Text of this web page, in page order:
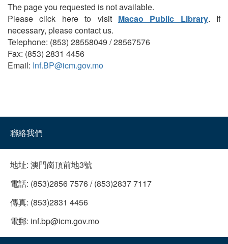
The page you requested is not available.
Please click here to visit Macao Public Library. If
necessary, please contact us.
Telephone: (853) 28558049 / 28567576
Fax: (853) 2831 4456
Email: Inf.BP@icm.gov.mo
聯絡我們
地址: 澳門崗頂前地3號
電話: (853)2856 7576 / (853)2837 7117
傳真: (853)2831 4456
電郵: inf.bp@icm.gov.mo